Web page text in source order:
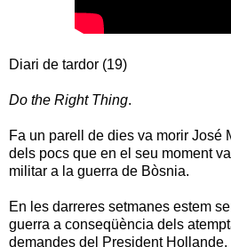
Diari de tardor (19)
Do the Right Thing.
Fa un parell de dies va morir José
dels pocs que en el seu moment
militar a la guerra de Bòsnia.
En les darreres setmanes estem
guerra a conseqüència dels
demandes del President